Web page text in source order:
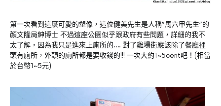
第一次看到這麼可愛的塑像，這位健美先生是人稱”馬六甲先生”的
顏文隆局紳博士 不過這座公園似乎跟政府有些問題，詳細的我不
太了解，因為我只是進來上廁所的…. 對了雞場街應該除了餐廳裡
頭有廁所，外頭的廁所都是要收錢的!!! 一次大約1~5cent吧！(相當
於台幣1~5元)